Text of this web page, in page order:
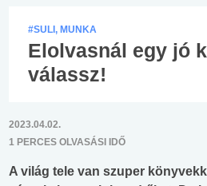
#SULI, MUNKA
Elolvasnál egy jó
válassz!
2023.04.02.
1 PERCES OLVASÁSI IDŐ
A világ tele van szuper